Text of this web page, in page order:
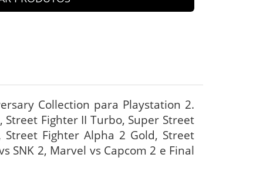
Collection para Playstation 2.
Fighter II Turbo, Super Street
Fighter Alpha 2 Gold, Street
SNK 2, Marvel vs Capcom 2 e Final